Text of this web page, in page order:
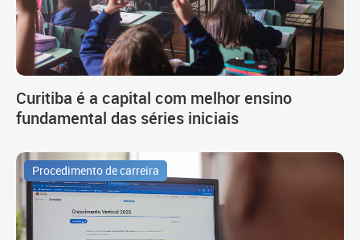
Curitiba é a capital com melhor ensino
fundamental das séries iniciais
Procedimento de carreira